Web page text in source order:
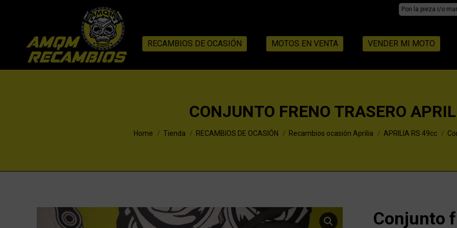
Search:
RECAMBIOS DE OCASIÓN MOTOS EN VENTA VENDER MI MOTO
CONJUNTO FRENO TRASERO
You are here:
Home Tienda RECAMBIOS DE OCASIÓN Recambios ocasión Aprilia APRILIA RS 49cc
Conjunto